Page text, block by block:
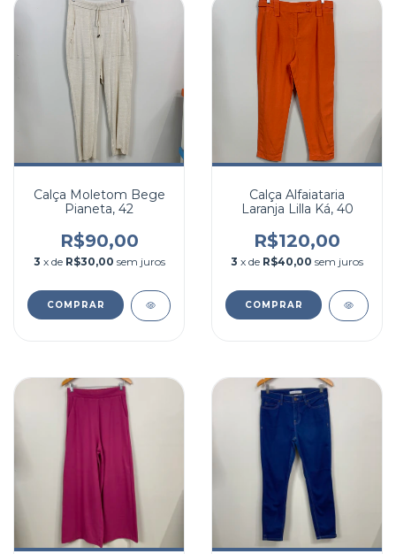
Calça Moletom Bege
Pianeta, 42
R$90,00
3 x de R$30,00 sem juros
COMPRAR
Calça Alfaiataria
Laranja Lilla Ká, 40
R$120,00
3 x de R$40,00 sem juros
COMPRAR